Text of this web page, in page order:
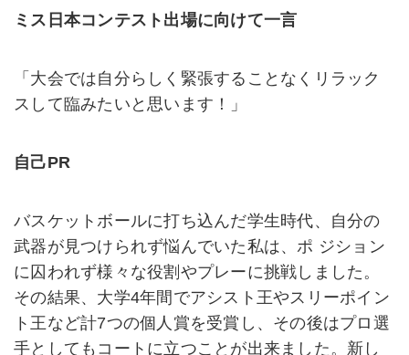
ミス日本コンテスト出場に向けて一言
「大会では自分らしく緊張することなくリラック
スして臨みたいと思います！」
自己PR
バスケットボールに打ち込んだ学生時代、自分の
武器が見つけられず悩んでいた私は、ポ ジション
に囚われず様々な役割やプレーに挑戦しました。
その結果、大学4年間でアシスト王やスリーポイン
ト王など計7つの個人賞を受賞し、その後はプロ選
手としてもコートに立つことが出来ました。新し